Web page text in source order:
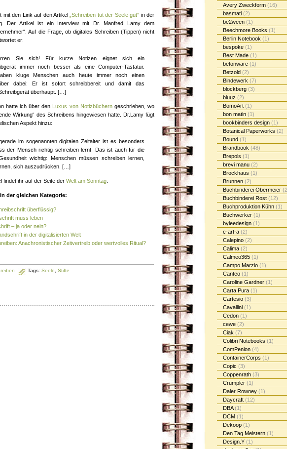
mit den Link auf den Artikel „Schreiben tut der Seele gut“ in der
Der Artikel ist ein Interview mit Dr. Manfred Lamy dem
Auf die Frage, ob digitales Schreiben (Tippen) nicht
er:
Sie sich! Für kurze Notizen eignet sich ein
immer noch besser als eine Computer-Tastatur.
kluge Menschen auch heute immer noch einen
dabei: Er ist sofort schreibbereit und damit das
überhaupt. […]
hatte ich über den Luxus von Notizbücherngeschrieben, wo
Wirkung“ des Schreibens hingewiesen hatte. Dr.Lamy fügt
Aspekt hinzu:
im sogenannten digitalen Zeitalter ist es besonders
der Mensch richtig schreiben lernt. Das ist auch für die
wichtig: Menschen müssen schreiben lernen,
sich auszudrücken. […]
findet ihr auf der Seite der Welt am Sonntag
der gleichen Kategorie:
überflüssig?
muss leben
– ja oder nein?
in der digitalisierten Welt
Anachronistischer Zeitvertreib oder wertvolles Ritual?
Tags: Seele Stifte
Avery Zweckform (16)
basmati (2)
be2ween (1)
Beechmore Books (1)
Berlin Notebook (1)
bespoke (1)
Best Made (1)
betonware (1)
Betzold (2)
Bindewerk (7)
blockberg (3)
bluuz (2)
BomoArt (1)
bon matin (1)
bookbinders design (1)
Botanical Paperworks (2)
Bound (1)
Brandbook (48)
Brepols (1)
brevi manu (2)
Brockhaus (1)
Brunnen (2)
Buchbinderei Obermeier
Buchbinderei Rost (12)
Buchproduktion Kühn (1)
Buchwerker (1)
byleedesign (1)
c-art-a (2)
Calepino (2)
Calima (2)
Calmeo365 (1)
Campo Marzio (1)
Canteo (1)
Caroline Gardner (1)
Carta Pura (1)
Cartesio (3)
Cavallini (1)
Cedon (1)
cewe (2)
Ciak (7)
Colibri Notebooks (1)
ComPenion (4)
ContainerCorps (1)
Copic (3)
Coppenrath (3)
Crumpler (1)
Daler Rowney (1)
Daycraft (12)
DBA(1)
DCM (1)
Dekoop (1)
Den Tag Meistern (1)
Design.Y (1)